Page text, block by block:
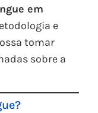
em
e
tomar
sobre a